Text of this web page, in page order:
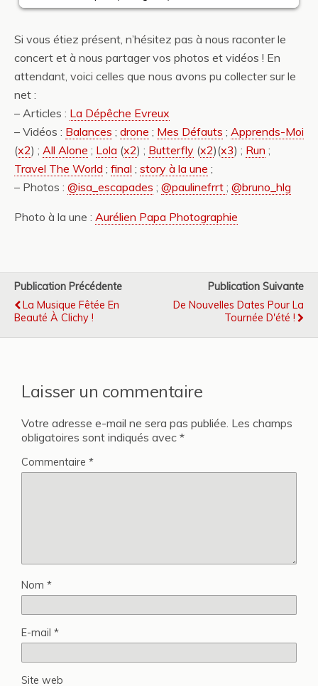
Si vous étiez présent, n’hésitez pas à nous raconter le
concert et à nous partager vos photos et vidéos ! En
attendant, voici celles que nous avons pu collecter sur le
net :
– Articles : La Dépêche Evreux
– Vidéos : Balances ; drone ; Mes Défauts ; Apprends-Moi
(x2) ; All Alone ; Lola (x2) ; Butterfly (x2)(x3) ; Run ;
Travel The World ; final ; story à la une ;
– Photos : @isa_escapades ; @paulinefrrt ; @bruno_hlg
Photo à la une : Aurélien Papa Photographie
Publication Précédente
La Musique Fêtée En
Beauté À Clichy !
Publication Suivante
De Nouvelles Dates Pour La
Tournée D'été !
Laisser un commentaire
Votre adresse e-mail ne sera pas publiée. Les champs
obligatoires sont indiqués avec *
Commentaire *
Nom *
E-mail *
Site web